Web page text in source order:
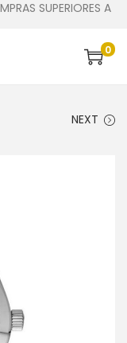
SUPERIORES A
0
NEXT